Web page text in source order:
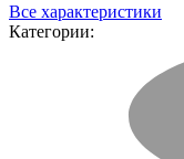
Все характеристики
Категории: